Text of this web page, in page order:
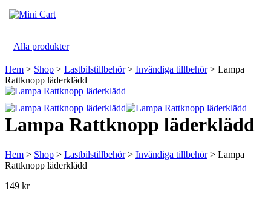
Alla produkter
Hem > Shop > Lastbilstillbehör> Invändiga tillbehör> Lampa
Rattknopp läderklädd
Lampa Rattknopp läderklädd
Hem > Shop > Lastbilstillbehör> Invändiga tillbehör> Lampa
Rattknopp läderklädd
149 kr